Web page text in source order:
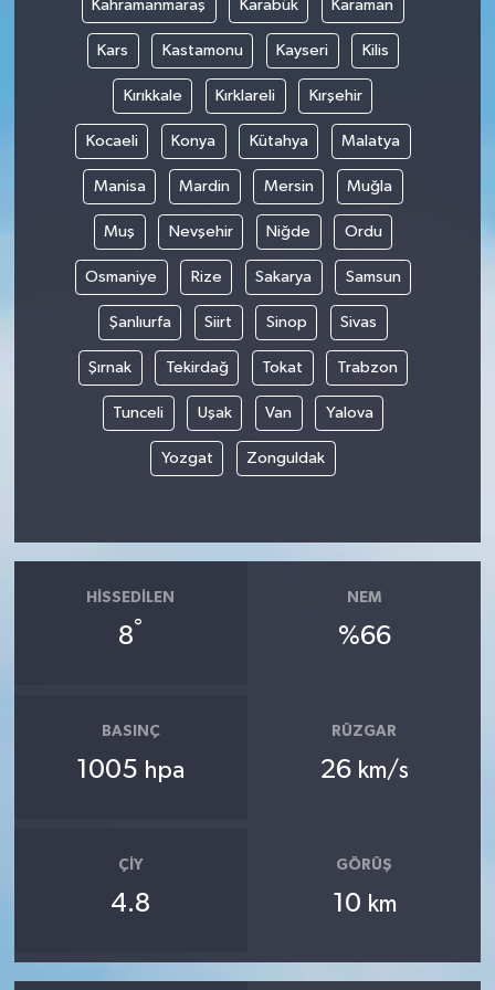
Kahramanmaraş Karabük Karaman
Kars Kastamonu Kayseri Kilis
Kırıkkale Kırklareli Kırşehir
Kocaeli Konya Kütahya Malatya
Manisa Mardin Mersin Muğla
Muş Nevşehir Niğde Ordu
Osmaniye Rize Sakarya Samsun
Şanlıurfa Siirt Sinop Sivas
Şırnak Tekirdağ Tokat Trabzon
Tunceli Uşak Van Yalova
Yozgat Zonguldak
HISSEDILEN
8°
NEM
%66
BASINÇ
1005 hpa
RÜZGAR
26 km/s
ÇIY
4.8
GÖRÜŞ
10 km